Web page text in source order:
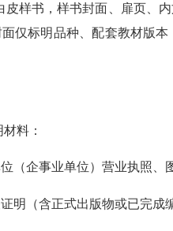
样书，样书封面、扉页、
仅标明品种、配套教材版
料：
企事业单位）营业执照、
（含正式出版物或已完成